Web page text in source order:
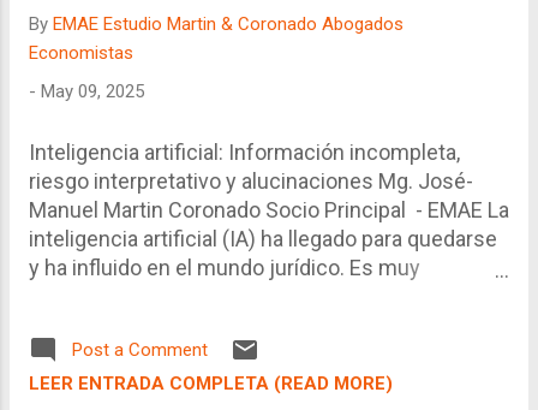
si la Ley fuera más precisa, y dijera "Para probar este hecho,
sería más obj...
By EMAE Estudio Martin & Coronado Abogados
Economistas
- May 09, 2025
Inteligencia artificial: Información incompleta,
riesgo interpretativo y alucinaciones Mg. José-
Manuel Martin Coronado Socio Principal - EMAE La
inteligencia artificial (IA) ha llegado para quedarse
y ha influido en el mundo jurídico. Es muy
incluso para la redacción de documentos legales.
Al respecto, la IA no se autolimita y produce lo que
Post a Comment
LEER ENTRADA COMPLETA (READ MORE)